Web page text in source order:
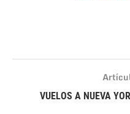
VUELOS A NUEVA